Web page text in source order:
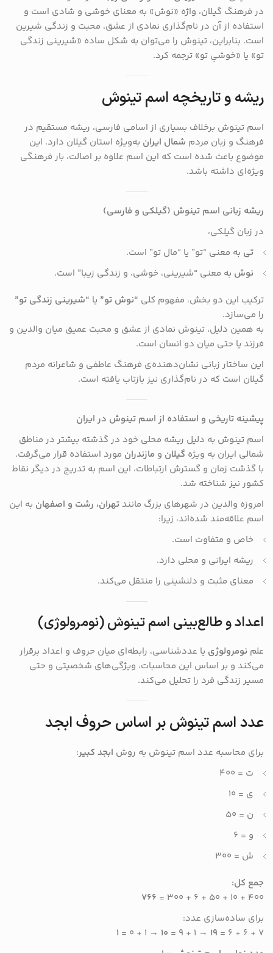
در فرهنگ گیلان، واژه «نوش» به معنای خوشی و شادی است و
استفاده از آن در نام‌گذاری نمادی از عشق، محبت و زندگی شیرین
است. بنابراین، تینوش را می‌توان به شکل ساده «شیرینی زندگی
تو» یا «خوشیِ تو» ترجمه کرد.
ریشه و تاریخچه اسم تینوش
اسم تینوش برخلاف بسیاری از اسامی فارسی، ریشه مستقیم در
فرهنگ و زبان مردم شمال ایران به‌ویژه استان گیلان دارد. این
موضوع باعث شده است که این اسم علاوه بر اصالت، بار فرهنگی
ویژه‌ای داشته باشد.
ریشه زبانی اسم تینوش (گیلکی و فارسی)
در زبان گیلکی،
تی به معنی “تو” یا “مال تو” است.
نوش به معنی “شیرینی، خوشی، و زندگی زیبا” است.
ترکیب این دو بخش، مفهوم کلی “نوش تو” یا “شیرینی زندگی تو”
را می‌سازد.
به همین دلیل، تینوش نمادی از عشق و محبت عمیق میان والدین و
فرزند یا حتی میان دو انسان است.
این ساختار زبانی نشان‌دهنده‌ی فرهنگ عاطفی و شاعرانه مردم
گیلان است که در نام‌گذاری نیز بازتاب یافته است.
پیشینه تاریخی و استفاده از اسم تینوش در ایران
اسم تینوش به دلیل ریشه محلی خود در گذشته بیشتر در مناطق
شمالی ایران به ویژه گیلان و مازندران مورد استفاده قرار می‌گرفت.
با گذشت زمان و گسترش ارتباطات، این اسم به تدریج در دیگر نقاط
کشور نیز شناخته شد.
امروزه والدین در شهرهای بزرگ مانند تهران، رشت و اصفهان به این
اسم علاقه‌مند شده‌اند، زیرا:
خاص و متفاوت است.
ریشه ایرانی و محلی دارد.
معنای مثبت و دلنشینی را منتقل می‌کند.
اعداد و طالع‌بینی اسم تینوش (نومرولوژی)
علم نومرولوژی یا عددشناسی، رابطه‌ای میان حروف و اعداد برقرار
می‌کند و بر اساس این محاسبات، ویژگی‌های شخصیتی و حتی
مسیر زندگی فرد را تحلیل می‌کند.
عدد اسم تینوش بر اساس حروف ابجد
برای محاسبه عدد اسم تینوش به روش ابجد کبیر:
ت = ۴۰۰
ی = ۱۰
ن = ۵۰
و = ۶
ش = ۳۰۰
جمع کل:
۴۰۰ + ۱۰ + ۵۰ + ۶ + ۳۰۰ =
۷۶۶
برای ساده‌سازی عدد:
۷ + ۶ + ۶ =
۱۹ → ۱ + ۹ = ۱۰ → ۱ + ۰ =
۱